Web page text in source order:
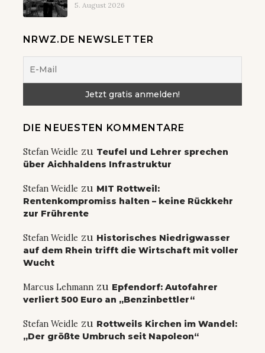
5. August 2026
NRWZ.DE NEWSLETTER
DIE NEUESTEN KOMMENTARE
Stefan Weidle zu Teufel und Lehrer sprechen
über Aichhaldens Infrastruktur
Stefan Weidle zu MIT Rottweil:
Rentenkompromiss halten – keine Rückkehr
zur Frührente
Stefan Weidle zu Historisches Niedrigwasser
auf dem Rhein trifft die Wirtschaft mit voller
Wucht
Marcus Lehmann zu Epfendorf: Autofahrer
verliert 500 Euro an „Benzinbettler“
Stefan Weidle zu Rottweils Kirchen im Wandel:
„Der größte Umbruch seit Napoleon“